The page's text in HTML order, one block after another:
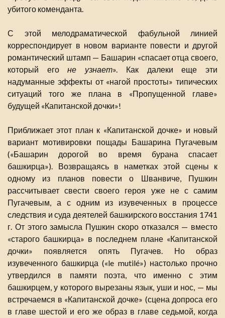
убитого коменданта.
С этой мелодраматической фабульной линией
корреспондирует в новом варианте повести и другой
романтический штамп — Башарин «спасает отца своего,
который егоне узнает». Как далеки еще эти
надуманные эффекты от «нагой простоты» типических
ситуаций того же плана в «Пропущенной главе»
будущей «Капитанской дочки»!
Приближает этот план к «Капитанской дочке» и новый
вариант мотивировки пощады Башарина Пугачевым
(«Башарин дорогой во время бурана спасает
башкирца»). Возвращаясь в наметках этой сцены к
одному из планов повести о Шванвиче, Пушкин
рассчитывает свести своего героя уже не с самим
Пугачевым, а с одним из изувеченных в процессе
следствия и суда деятелей башкирского восстания 1741
г. От этого замысла Пушкин скоро отказался — вместо
«старого башкирца» в последнем плане «Капитанской
дочки» появляется опять Пугачев. Но образ
изувеченного башкирца («le mutilé») настолько прочно
утвердился в памяти поэта, что именно с этим
башкирцем, у которого вырезаны язык, уши и нос, — мы
встречаемся в «Капитанской дочке» (сцена допроса его
в главе шестой и его же образ в главе седьмой, когда